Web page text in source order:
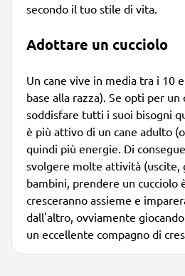
secondo il tuo stile di vita.
Adottare un cucciolo
Un cane vive in media tra i 10
base alla razza). Se opti per un
soddisfare tutti i suoi bisogni
è più attivo di un cane adulto
quindi più energie. Di
svolgere molte attività (uscite,
bambini, prendere un cucciolo
cresceranno assieme e
dall'altro, ovviamente
un eccellente compagno di